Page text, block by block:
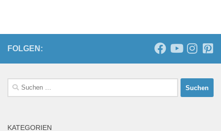
FOLGEN:
Suchen
nach:
KATEGORIEN